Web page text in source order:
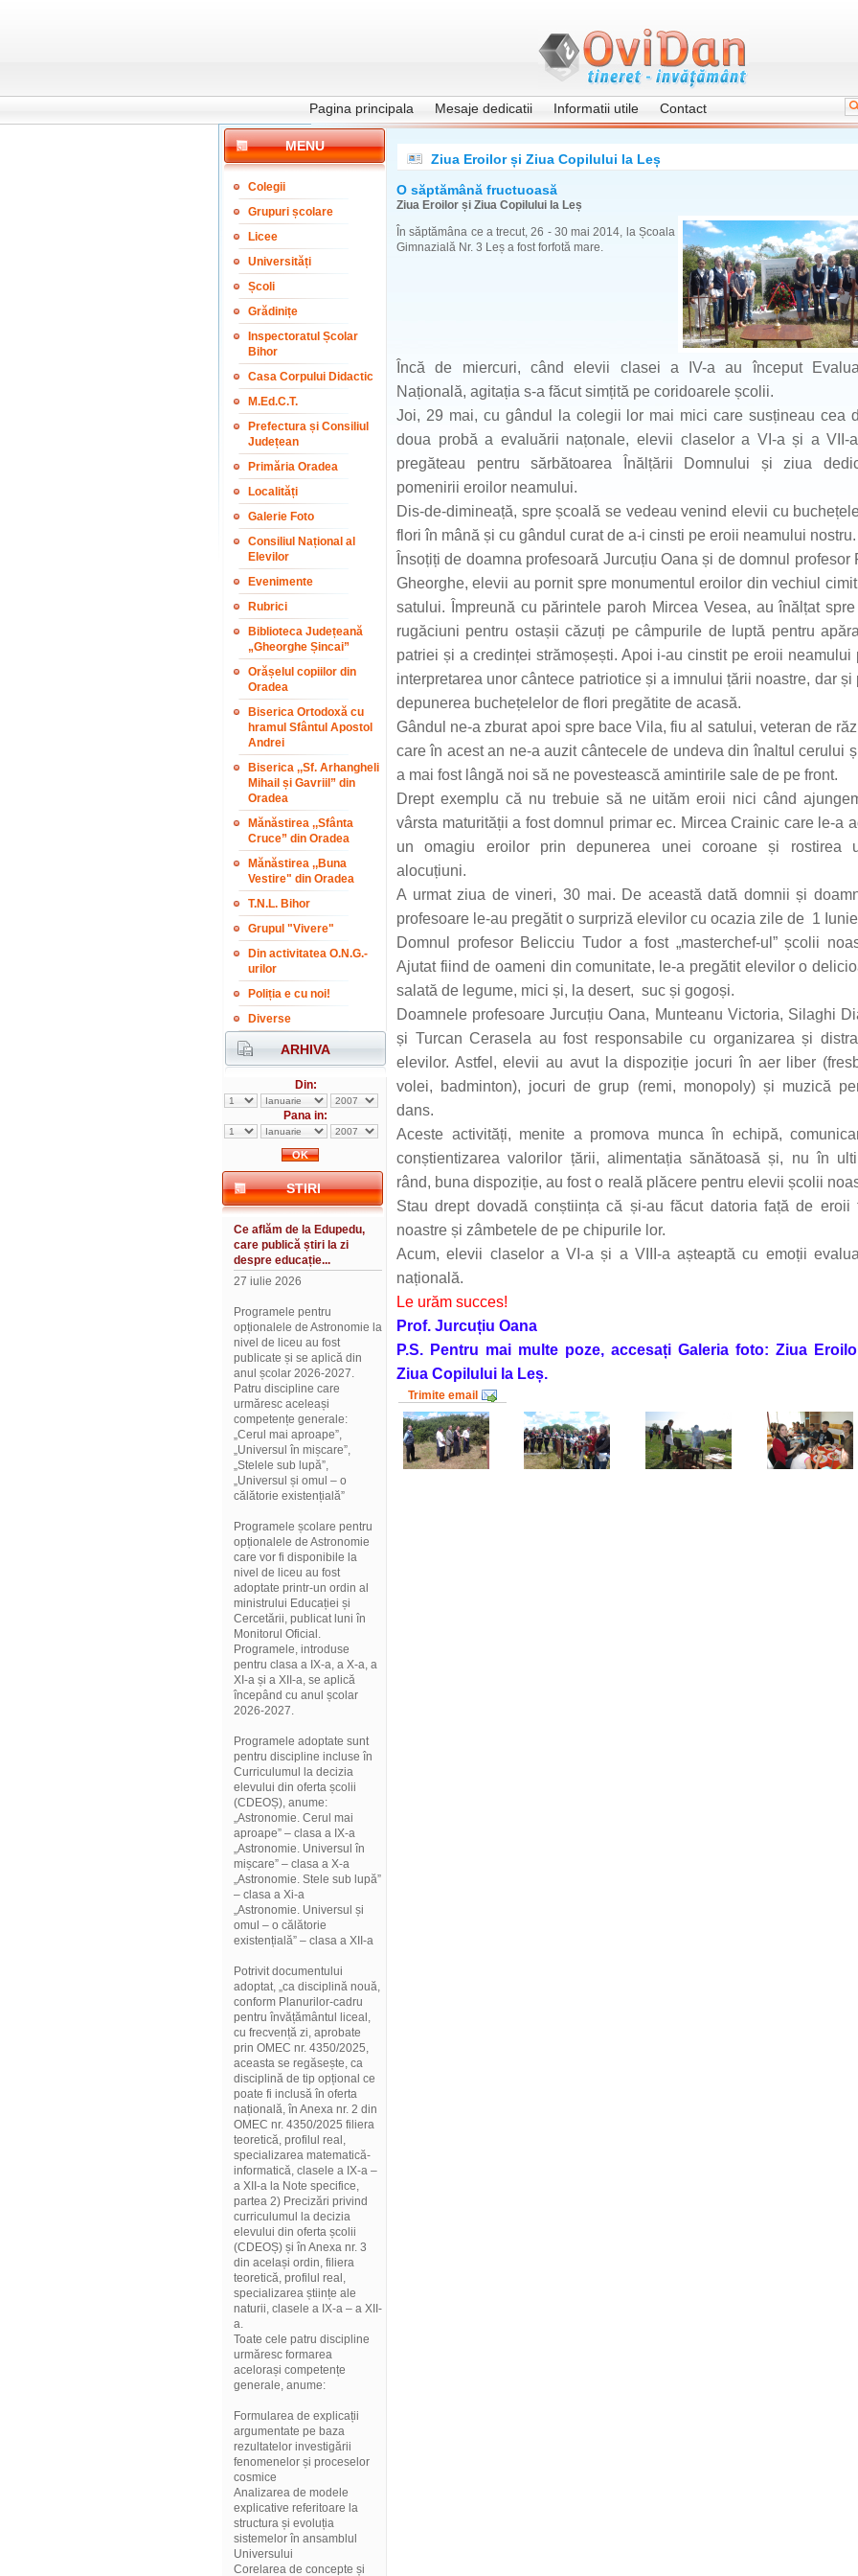
Pagina principala Mesaje dedicatii Informatii utile Contact
MENU
Colegii
Grupuri școlare
Licee
Universități
Școli
Grădinițe
Inspectoratul Școlar
Bihor
Casa Corpului Didactic
M.Ed.C.T.
Prefectura și Consiliul
Județean
Primăria Oradea
Localități
Galerie Foto
Consiliul Național al
Elevilor
Evenimente
Rubrici
Biblioteca Județeană
„Gheorghe Șincai”
Orășelul copiilor din
Oradea
Biserica Ortodoxă cu
hramul Sfântul Apostol
Andrei
Biserica ,,Sf. Arhangheli
Mihail și Gavriil” din
Oradea
Mănăstirea ,,Sfânta
Cruce” din Oradea
Mănăstirea ,,Buna
Vestire" din Oradea
T.N.L. Bihor
Grupul "Vivere"
Din activitatea O.N.G.-
urilor
Poliția e cu noi!
Diverse
ARHIVA
Din:
Pana in:
STIRI
Ce aflăm de la Edupedu,
care publică știri la zi
despre educație...
27 iulie 2026
Programele pentru
opționalele de Astronomie la
nivel de liceu au fost
publicate și se aplică din
anul școlar 2026-2027.
Patru discipline care
urmăresc aceleași
competențe generale:
„Cerul mai aproape”,
„Universul în mișcare”,
„Stelele sub lupă”,
„Universul și omul – o
călătorie existențială”
Programele școlare pentru
opționalele de Astronomie
care vor fi disponibile la
nivel de liceu au fost
adoptate printr-un ordin al
ministrului Educației și
Cercetării, publicat luni în
Monitorul Oficial.
Programele, introduse
pentru clasa a IX-a, a X-a, a
XI-a și a XII-a, se aplică
începând cu anul școlar
2026-2027.
Programele adoptate sunt
pentru discipline incluse în
Curriculumul la decizia
elevului din oferta școlii
(CDEOȘ), anume:
„Astronomie. Cerul mai
aproape” – clasa a IX-a
„Astronomie. Universul în
mișcare” – clasa a X-a
„Astronomie. Stele sub lupă”
– clasa a Xi-a
„Astronomie. Universul și
omul – o călătorie
existențială” – clasa a XII-a
Potrivit documentului
adoptat, „ca disciplină nouă,
conform Planurilor-cadru
pentru învățământul liceal,
cu frecvență zi, aprobate
prin OMEC nr. 4350/2025,
aceasta se regăsește, ca
disciplină de tip opțional ce
poate fi inclusă în oferta
națională, în Anexa nr. 2 din
OMEC nr. 4350/2025 filiera
teoretică, profilul real,
specializarea matematică-
informatică, clasele a IX-a –
a XII-a la Note specifice,
partea 2) Precizări privind
curriculumul la decizia
elevului din oferta școlii
(CDEOȘ) și în Anexa nr. 3
din același ordin, filiera
teoretică, profilul real,
specializarea științe ale
naturii, clasele a IX-a – a XII-
a.
Toate cele patru discipline
urmăresc formarea
acelorași competențe
generale, anume:
Formularea de explicații
argumentate pe baza
rezultatelor investigării
fenomenelor și proceselor
cosmice
Analizarea de modele
explicative referitoare la
structura și evoluția
sistemelor în ansamblul
Universului
Corelarea de concepte și
Ziua Eroilor și Ziua Copilului la Leș
O săptămână fructuoasă
Ziua Eroilor și Ziua Copilului la Leș
În săptămâna ce a trecut, 26 - 30 mai 2014, la Școala
Gimnazială Nr. 3 Leș a fost forfotă mare.
Încă de miercuri, când elevii clasei a IV-a au început
Națională, agitația s-a făcut simțită pe coridoarele școlii.
Joi, 29 mai, cu gândul la colegii lor mai mici care susțineau cea
doua probă a evaluării națonale, elevii claselor a VI-a și a VII-
pregăteau pentru sărbătoarea Înălțării Domnului și ziua
pomenirii eroilor neamului.
Dis-de-dimineață, spre școală se vedeau venind elevii cu
flori în mână și cu gândul curat de a-i cinsti pe eroii neamului nostru.
Însoțiți de doamna profesoară Jurcuțiu Oana și de domnul profesor
Gheorghe, elevii au pornit spre monumentul eroilor din vechiul
satului. Împreună cu părintele paroh Mircea Vesea, au înălțat
rugăciuni pentru ostașii căzuți pe câmpurile de luptă pentru
patriei și a credinței strămoșești. Apoi i-au cinstit pe eroii neamului
interpretarea unor cântece patriotice și a imnului țării noastre, dar și
depunerea buchețelelor de flori pregătite de acasă.
Gândul ne-a zburat apoi spre bace Vila, fiu al satului, veteran de
care în acest an ne-a auzit cântecele de undeva din înaltul cerului
a mai fost lângă noi să ne povestească amintirile sale de pe front.
Drept exemplu că nu trebuie să ne uităm eroii nici când
vârsta maturității a fost domnul primar ec. Mircea Crainic care le-a
un omagiu eroilor prin depunerea unei coroane și rostirea
alocuțiuni.
A urmat ziua de vineri, 30 mai. De această dată domnii și
profesoare le-au pregătit o surpriză elevilor cu ocazia zile de 1
Domnul profesor Belicciu Tudor a fost „masterchef-ul” școlii
Ajutat fiind de oameni din comunitate, le-a pregătit elevilor o
salată de legume, mici și, la desert, suc și gogoși.
Doamnele profesoare Jurcuțiu Oana, Munteanu Victoria, Silaghi
și Turcan Cerasela au fost responsabile cu organizarea și
elevilor. Astfel, elevii au avut la dispoziție jocuri în aer liber
volei, badminton), jocuri de grup (remi, monopoly) și muzică
dans.
Aceste activități, menite a promova munca în echipă,
conștientizarea valorilor țării, alimentația sănătoasă și, nu în
rând, buna dispoziție, au fost o reală plăcere pentru elevii școlii
Stau drept dovadă conștiința că și-au făcut datoria față de eroii
noastre și zâmbetele de pe chipurile lor.
Acum, elevii claselor a VI-a și a VIII-a așteaptă cu emoții
națională.
Le urăm succes!
Prof. Jurcuțiu Oana
P.S. Pentru mai multe poze, accesați Galeria foto: Ziua
Ziua Copilului la Leș.
Trimite email